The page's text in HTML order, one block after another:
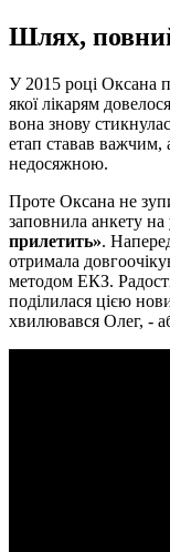
Шлях,
У 2015 році Оксана
якої лікарям
вона знову
етап ставав важчим,
недосяжною.
Проте Оксана не
заповнила анкету на
прилетить».
отримала
методом ЕКЗ.
поділилася цією
хвилювався Олег, -